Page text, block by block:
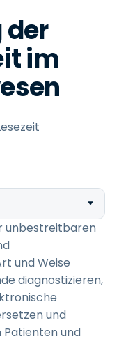
der
im
unbestreitbaren
und Weise
diagnostizieren,
und
Patienten und